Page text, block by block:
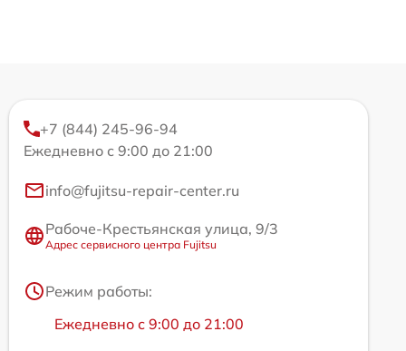
+7 (844) 245-96-94
Ежедневно с 9:00 до 21:00
info@fujitsu-repair-center.ru
Рабоче-Крестьянская улица, 9/3
Адрес сервисного центра Fujitsu
Режим работы:
Ежедневно с 9:00 до 21:00